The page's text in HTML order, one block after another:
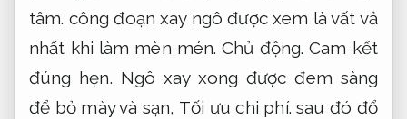
tâm. công đoạn xay ngô được xem là vất vả
nhất khi làm mèn mén.Chủ động. Cam kết
đúng hẹn. Ngô xay xong được đem sàng
để bỏ mày và sạn, Tối ưu chi phí. sau đó đổ